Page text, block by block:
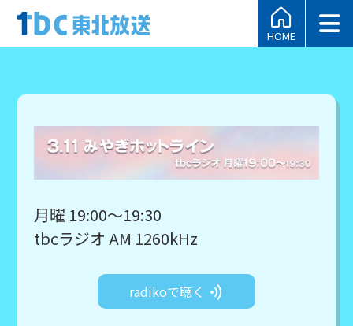
HOME
月曜 19:00～19:30
tbcラジオ AM 1260kHz
radikoで聴く